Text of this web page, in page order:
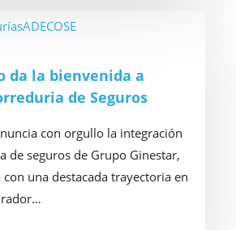
da la bienvenida a
de Seguros
con orgullo la integración
de seguros de Grupo Ginestar,
una destacada trayectoria en